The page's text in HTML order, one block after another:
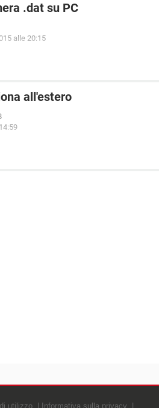
.dat su PC
alle 20:15
all'estero
utilizzo Informativa sulla privacy